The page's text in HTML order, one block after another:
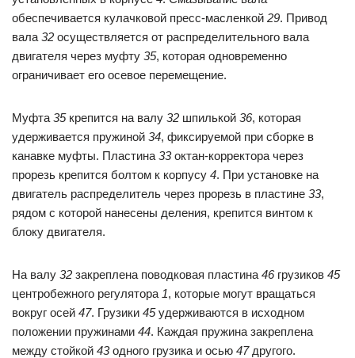
обеспечивается кулачковой пресс-масленкой 29. Привод
вала 32 осуществляется от распределительного вала
двигателя через муфту 35, которая одновременно
ограничивает его осевое перемещение.
Муфта 35крепится на валу 32 шпилькой 36, которая
удерживается пружиной 34, фиксируемой при сборке в
канавке муфты. Пластина 33октан-корректора через
прорезь крепится болтом к корпусу 4. При установке на
двигатель распределитель через прорезь в пластине 33,
рядом с которой нанесены деления, крепится винтом к
блоку двигателя.
На валу 32 закреплена поводковая пластина 46грузиков 45
центробежного регулятора 1, которые могут вращаться
вокруг осей 47. Грузики 45удерживаются в исходном
положении пружинами 44. Каждая пружина закреплена
между стойкой 43одного грузика и осью 47другого.